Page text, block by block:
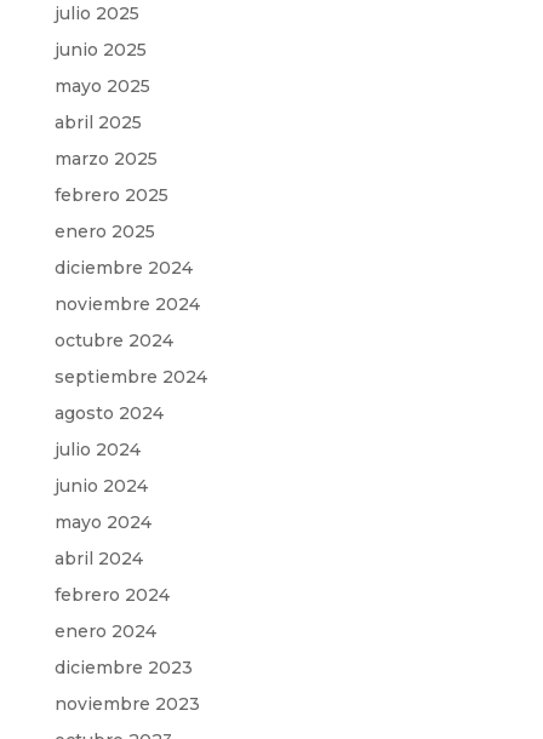
julio 2025
junio 2025
mayo 2025
abril 2025
marzo 2025
febrero 2025
enero 2025
diciembre 2024
noviembre 2024
octubre 2024
septiembre 2024
agosto 2024
julio 2024
junio 2024
mayo 2024
abril 2024
febrero 2024
enero 2024
diciembre 2023
noviembre 2023